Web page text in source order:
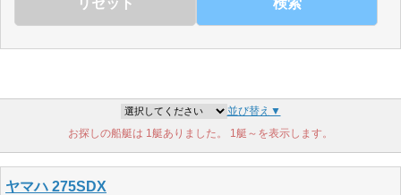
並び替え▼
お探しの船艇は 1艇ありました。 1艇～を表示します。
ヤマハ 275SDX